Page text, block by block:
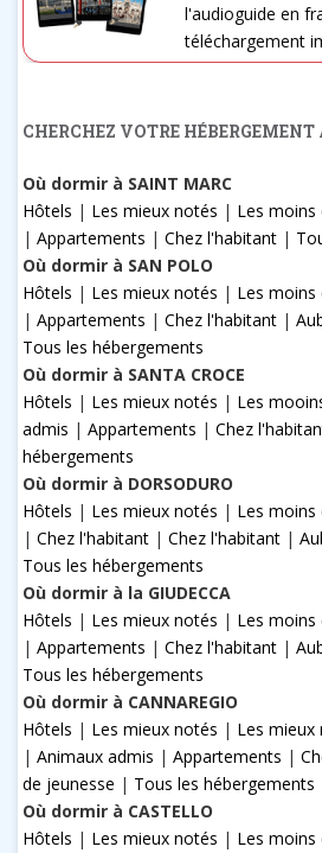
l'audioguide en
téléchargement
CHERCHEZ VOTRE
Où dormir à SAINT MARC
Hôtels | Les mieux notés | Les moins
| Appartements | Chez l'habitant |
Où dormir à SAN POLO
Hôtels | Les mieux notés | Les moins
| Appartements | Chez l'habitant |
Tous les hébergements
Où dormir à SANTA CROCE
Hôtels | Les mieux notés | Les
admis | Appartements | Chez
hébergements
Où dormir à DORSODURO
Hôtels | Les mieux notés | Les moins
| Chez l'habitant | Chez l'habitant |
Tous les hébergements
Où dormir à la GIUDECCA
Hôtels | Les mieux notés | Les moins
| Appartements | Chez l'habitant |
Tous les hébergements
Où dormir à CANNAREGIO
Hôtels | Les mieux notés | Les mieux
| Animaux admis | Appartements |
de jeunesse | Tous les hébergements
Où dormir à CASTELLO
Hôtels | Les mieux notés | Les moins